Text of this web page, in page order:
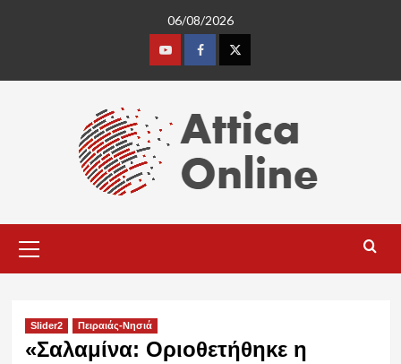
06/08/2026
YoutubeFacebookTwitter
Menu
Slider2 Πειραιάς-Νησιά
«Σαλαμίνα: Οριοθετήθηκε η